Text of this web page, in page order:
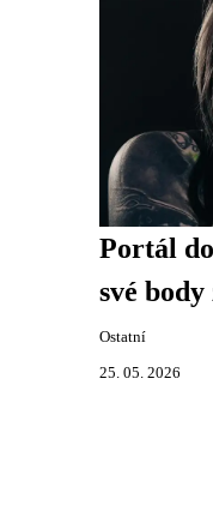
Portál
své
Ostatní
25. 05. 2026